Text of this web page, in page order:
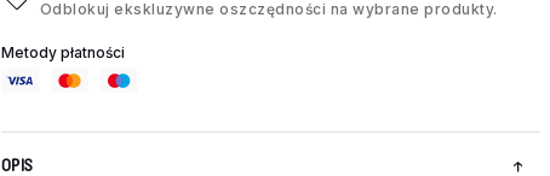
Odblokuj ekskluzywne oszczędności na wybrane produkty.
Metody płatności
OPIS